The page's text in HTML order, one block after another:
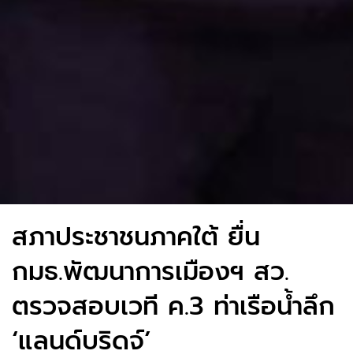
สภาประชาชนภาคใต้ ยื่น
กมธ.พัฒนาการเมืองฯ สว.
ตรวจสอบเวที ค.3 ท่าเรือน้ำลึก
‘แลนด์บริดจ์’